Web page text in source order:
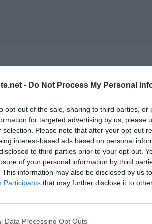
- Do Not Process My Personal
opt-out of the sale, sharing to third parties, or
for targeted advertising by us, please
selection. Please note that after your opt-out
interest-based ads based on personal
to third parties prior to your opt-out.
of your personal information by third
This information may also be disclosed by us
Participants that may further disclose it to
Data Processing Opt Outs
de 30)